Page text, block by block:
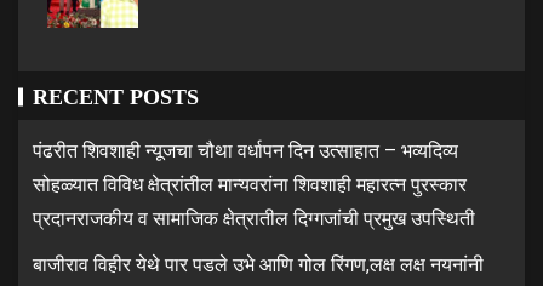
RECENT POSTS
पंढरीत शिवशाही न्यूजचा चौथा वर्धापन दिन उत्साहात – भव्यदिव्य
सोहळ्यात विविध क्षेत्रांतील मान्यवरांना शिवशाही महारत्न पुरस्कार
प्रदानराजकीय व सामाजिक क्षेत्रातील दिग्गजांची प्रमुख उपस्थिती
बाजीराव विहीर येथे पार पडले उभे आणि गोल रिंगण,लक्ष लक्ष नयनांनी